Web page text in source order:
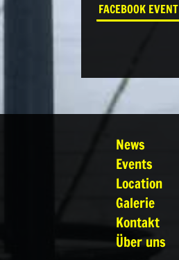
FACEBOOK EVENT
News
Events
Location
Galerie
Kontakt
Über uns